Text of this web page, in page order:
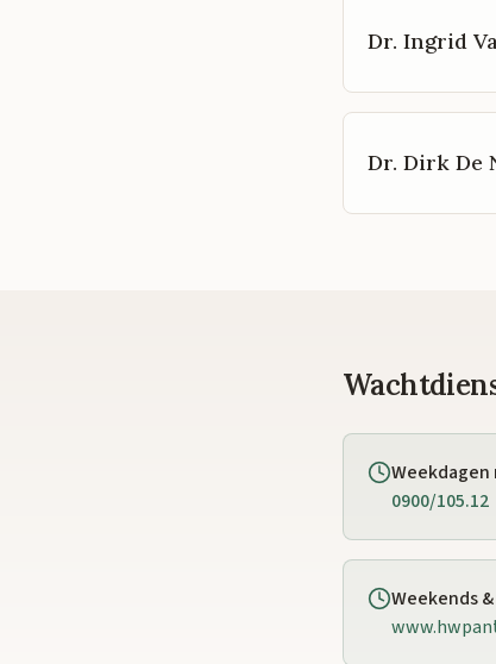
Dr. Ingrid
Dr. Dirk De
Weekdagen
0900/105.12
Weekends